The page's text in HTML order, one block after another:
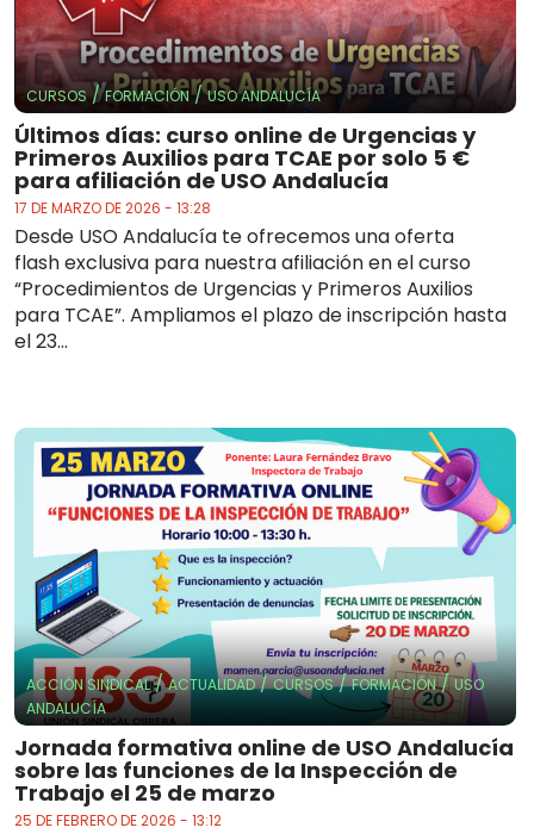
CURSOS/FORMACIÓN/USO ANDALUCÍA
Últimos días: curso online de Urgencias y
Primeros Auxilios para TCAE por solo 5 €
para afiliación de USO Andalucía
17 DE MARZO DE 2026 - 13:28
Desde USO Andalucía te ofrecemos una oferta
flash exclusiva para nuestra afiliación en el curso
“Procedimientos de Urgencias y Primeros Auxilios
para TCAE”. Ampliamos el plazo de inscripción hasta
el 23...
ACCIÓN SINDICAL/ACTUALIDAD/CURSOS/FORMACIÓN/USO
ANDALUCÍA
Jornada formativa online de USO Andalucía
sobre las funciones de la Inspección de
Trabajo el 25 de marzo
25 DE FEBRERO DE 2026 - 13:12